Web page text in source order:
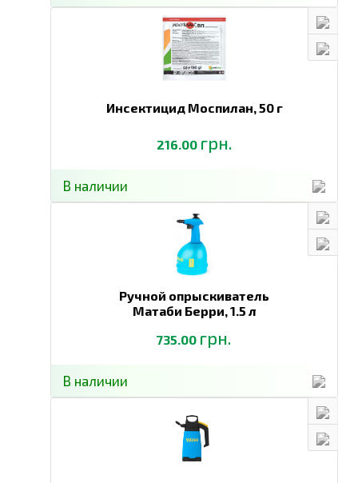
Инсектицид Моспилан,50 г
216.00 грн.
В наличии
Ручной опрыскиватель
Матаби Берри,1.5 л
735.00 грн.
В наличии